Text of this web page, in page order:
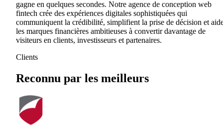
gagne en quelques secondes. Notre agence de conception web
fintech crée des expériences digitales sophistiquées qui
communiquent la crédibilité, simplifient la prise de décision et
les marques financières ambitieuses à convertir davantage de
visiteurs en clients, investisseurs et partenaires.
Clients
Reconnu par les meilleurs